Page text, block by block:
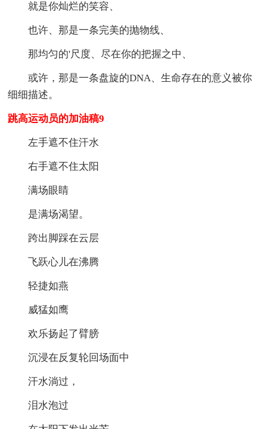
就是你灿烂的笑容、
也许、那是一条完美的抛物线、
那均匀的'尺度、尽在你的把握之中、
或许，那是一条盘旋的DNA、生命存在的意义被你
细细描述。
跳高运动员的加油稿9
左手遮不住汗水
右手遮不住太阳
满场眼睛
是满场渴望。
跨出脚踩在云层
飞跃心儿在沸腾
轻捷如燕
威猛如鹰
欢乐扬起了臂膀
沉浸在反复轮回场面中
汗水淌过，
泪水泡过